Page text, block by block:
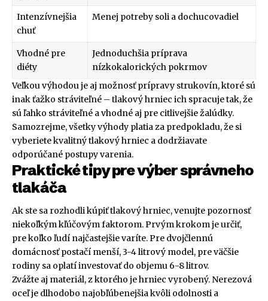
Intenzívnejšia
chuť
Menej potreby soli a dochucovadiel
Vhodné pre
diéty
Jednoduchšia príprava
nízkokalorických pokrmov
Veľkou výhodou je aj možnosť prípravy strukovín, ktoré sú
inak ťažko stráviteľné – tlakový hrniec ich spracuje tak, že
sú ľahko stráviteľné a vhodné aj pre citlivejšie žalúdky.
Samozrejme, všetky výhody platia za predpokladu, že si
vyberiete kvalitný tlakový hrniec a dodržiavate
odporúčané postupy varenia.
Praktické tipy pre výber správneho
tlakáča
Ak ste sa rozhodli kúpiť tlakový hrniec, venujte pozornosť
niekoľkým kľúčovým faktorom. Prvým krokom je určiť,
pre koľko ľudí najčastejšie varíte. Pre dvojčlennú
domácnosť postačí menší, 3-4 litrový model, pre väčšie
rodiny sa oplatí investovať do objemu 6-8 litrov.
Zvážte aj materiál, z ktorého je hrniec vyrobený. Nerezová
oceľ je dlhodobo najobľúbenejšia kvôli odolnosti a